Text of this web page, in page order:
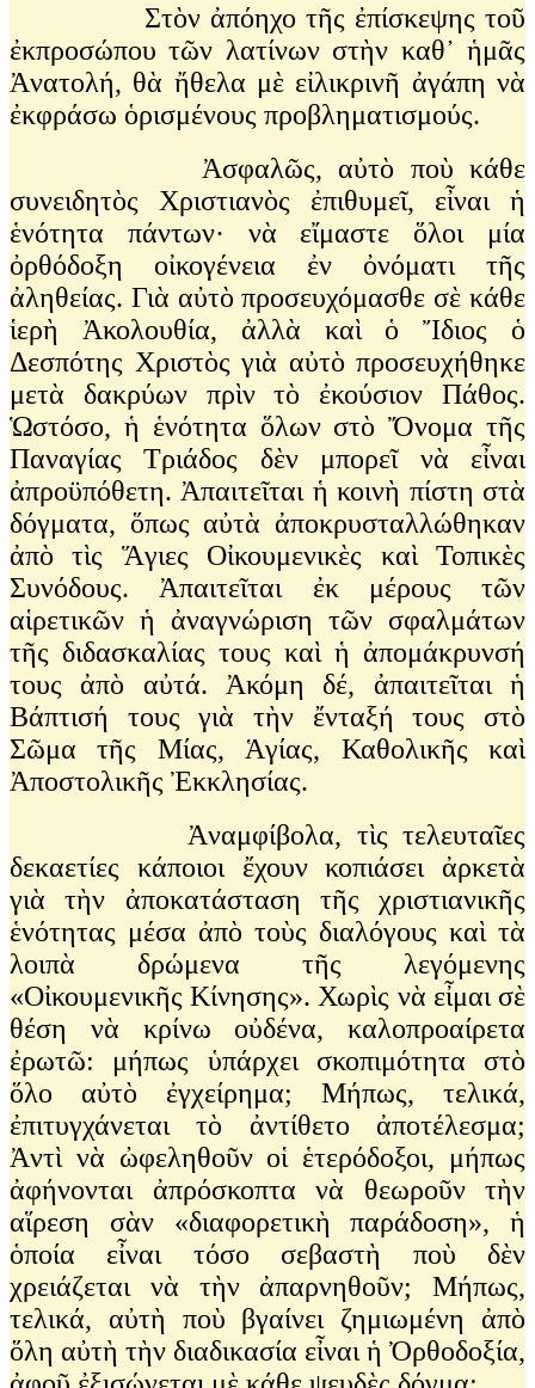
Στὸν ἀπόηχο τῆς ἐπίσκεψης τοῦ
ἐκπροσώπου τῶν λατίνων στὴν καθ᾽ ἡμᾶς
Ἀνατολή, θὰ ἤθελα μὲ εἰλικρινῆ ἀγάπη νὰ
ἐκφράσω ὁρισμένους προβληματισμούς.
Ἀσφαλῶς, αὐτὸ ποὺ κάθε
συνειδητὸς Χριστιανὸς ἐπιθυμεῖ, εἶναι ἡ
ἑνότητα πάντων· νὰ εἴμαστε ὅλοι μία
ὀρθόδοξη οἰκογένεια ἐν ὀνόματι τῆς
ἀληθείας. Γιὰ αὐτὸ προσευχόμασθε σὲ κάθε
ἱερὴ Ἀκολουθία, ἀλλὰ καὶ ὁ Ἴδιος ὁ
Δεσπότης Χριστὸς γιὰ αὐτὸ προσευχήθηκε
μετὰ δακρύων πρὶν τὸ ἐκούσιον Πάθος.
Ὡστόσο, ἡ ἑνότητα ὅλων στὸ Ὄνομα τῆς
Παναγίας Τριάδος δὲν μπορεῖ νὰ εἶναι
ἀπροϋπόθετη. Ἀπαιτεῖται ἡ κοινὴ πίστη στὰ
δόγματα, ὅπως αὐτὰ ἀποκρυσταλλώθηκαν
ἀπὸ τὶς Ἅγιες Οἰκουμενικὲς καὶ Τοπικὲς
Συνόδους. Ἀπαιτεῖται ἐκ μέρους τῶν
αἱρετικῶν ἡ ἀναγνώριση τῶν σφαλμάτων
τῆς διδασκαλίας τους καὶ ἡ ἀπομάκρυνσή
τους ἀπὸ αὐτά. Ἀκόμη δέ, ἀπαιτεῖται ἡ
Βάπτισή τους γιὰ τὴν ἔνταξή τους στὸ
Σῶμα τῆς Μίας, Ἁγίας, Καθολικῆς καὶ
Ἀποστολικῆς Ἐκκλησίας.
Ἀναμφίβολα, τὶς τελευταῖες
δεκαετίες κάποιοι ἔχουν κοπιάσει ἀρκετὰ
γιὰ τὴν ἀποκατάσταση τῆς χριστιανικῆς
ἑνότητας μέσα ἀπὸ τοὺς διαλόγους καὶ τὰ
λοιπὰ δρώμενα τῆς λεγόμενης
«Οἰκουμενικῆς Κίνησης». Χωρὶς νὰ εἶμαι σὲ
θέση νὰ κρίνω οὐδένα, καλοπροαίρετα
ἐρωτῶ: μήπως ὑπάρχει σκοπιμότητα στὸ
ὅλο αὐτὸ ἐγχείρημα; Μήπως, τελικά,
ἐπιτυγχάνεται τὸ ἀντίθετο ἀποτέλεσμα;
Ἀντὶ νὰ ὠφεληθοῦν οἱ ἑτερόδοξοι, μήπως
ἀφήνονται ἀπρόσκοπτα νὰ θεωροῦν τὴν
αἵρεση σὰν «διαφορετικὴ παράδοση», ἡ
ὁποία εἶναι τόσο σεβαστὴ ποὺ δὲν
χρειάζεται νὰ τὴν ἀπαρνηθοῦν; Μήπως,
τελικά, αὐτὴ ποὺ βγαίνει ζημιωμένη ἀπὸ
ὅλη αὐτὴ τὴν διαδικασία εἶναι ἡ Ὀρθοδοξία,